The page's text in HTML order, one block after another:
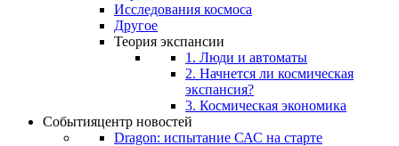
Исследования космоса
Другое
Теория экспансии
1. Люди и автоматы
2. Начнется ли космическая
экспансия?
3. Космическая экономика
Событияцентр новостей
Dragon: испытание САС на старте